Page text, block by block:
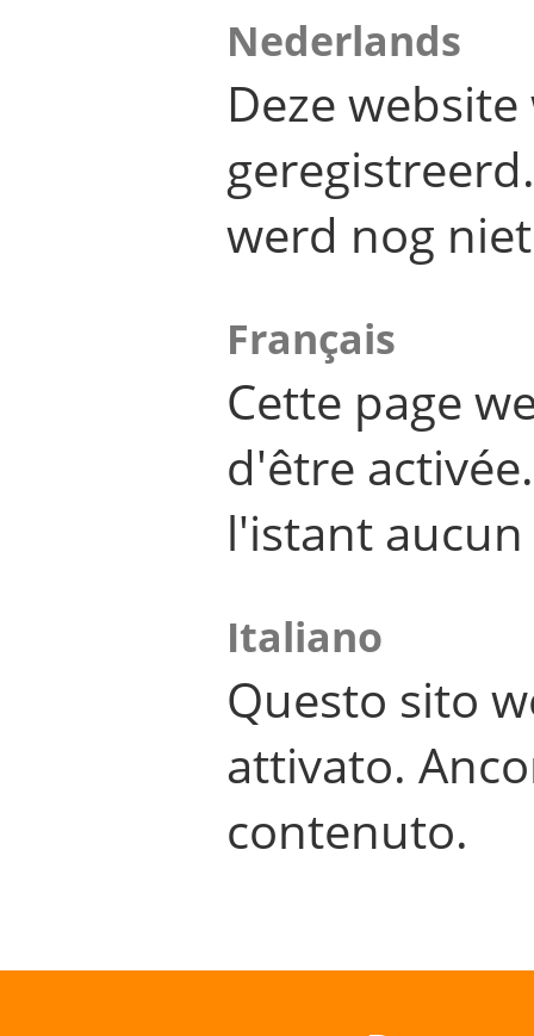
Nederlands
Deze
werd nog
Français
Cette page
d'être
l'istant
Italiano
Questo sito
attivato.
contenuto.